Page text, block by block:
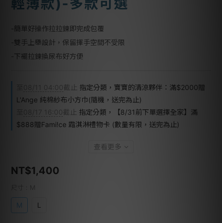
輕薄款)-多款可選
-簡單好操作拉拉鍊即完成包覆
-雙手上舉設計，保留揮手空間不受限
-下襬拉鍊換尿布好方便
08/11 04:00截止 指定分類，寶寶的清涼夥伴：滿$2000贈
L'Ange 純棉紗布小方巾(隨機，送完為止)
08/17 16:00截止 指定分類，【8/31前下單選擇全家】滿
$888贈Fami!ce 霜淇淋禮物卡 (數量有限，送完為止)
查看更多
NT$1,400
M L